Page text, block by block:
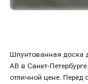
Шпунтованная доска
AB в Санкт-
отличной цене.